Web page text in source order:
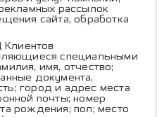
рассылок
сайта, обработка
Клиентов
специальными
имя, отчество;
документа,
город и адрес места
почты; номер
рождения; пол; место